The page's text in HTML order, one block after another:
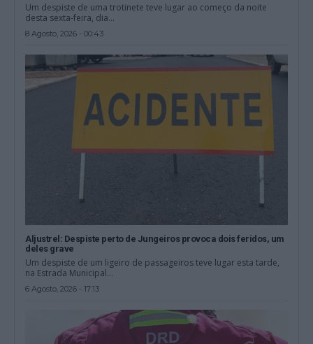
Um despiste de uma trotinete teve lugar ao começo da noite
desta sexta-feira, dia...
8 Agosto, 2026 - 00:43
Aljustrel: Despiste perto de Jungeiros provoca dois feridos, um
deles grave
Um despiste de um ligeiro de passageiros teve lugar esta tarde,
na Estrada Municipal...
6 Agosto, 2026 - 17:13